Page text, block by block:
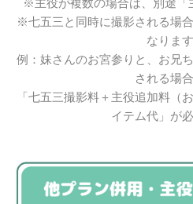
※七五三と同時に撮影される場
なります
例：妹さんのお宮参りと、お兄
される場合
「七五三撮影料＋主役追加料（
イテム代」が